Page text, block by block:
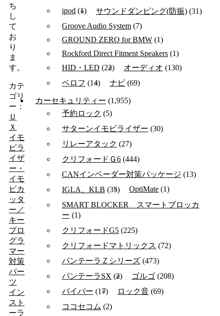
ち
し
て
お
り
ま
す。
カテ
ゴリ
ー：
Ｕ
Ｘ
イモ
ビラ
イザ
ー・
イモ
ビカ
ッタ
ー／
キー
プロ
グラ
マー
対策
パー
ツ
イン
スト
ーラ
ipod (1) サウンドダンピング(防振) (31)
Groove Audio System (7)
GROUND ZERO for BMW (1)
Rockford Direct Fitment Speakers (1)
HID・LED (22) オーディオ (130)
ベロフ (14) ナビ (69)
カーセキュリティー (1,955)
予約ロック (5)
サターンイモビライザー (30)
リレーアタック (27)
クリフォードＧ6 (444)
CANインベーダー対策パッケージ (13)
IGLA、KLB (35) OptiMate (1)
SMART BLOCKER スマートブロッカ
ー (1)
クリフォードG5 (225)
クリフォードマトリックス (72)
パンテーラＺシリーズ (473)
パンテーラSX (2) ゴルゴ (208)
バイパー (17) ロック音 (69)
ココセコム (2)